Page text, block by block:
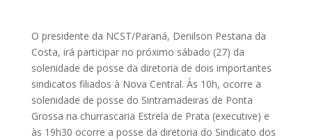
O presidente da NCST/Paraná, Denilson Pestana da
Costa, irá participar no próximo sábado (27) da
solenidade de posse da diretoria de dois importantes
sindicatos filiados à Nova Central. Às 10h, ocorre a
solenidade de posse do Sintramadeiras de Ponta
Grossa na churrascaria Estrela de Prata (executive) e
às 19h30 ocorre a posse da diretoria do Sindicato dos